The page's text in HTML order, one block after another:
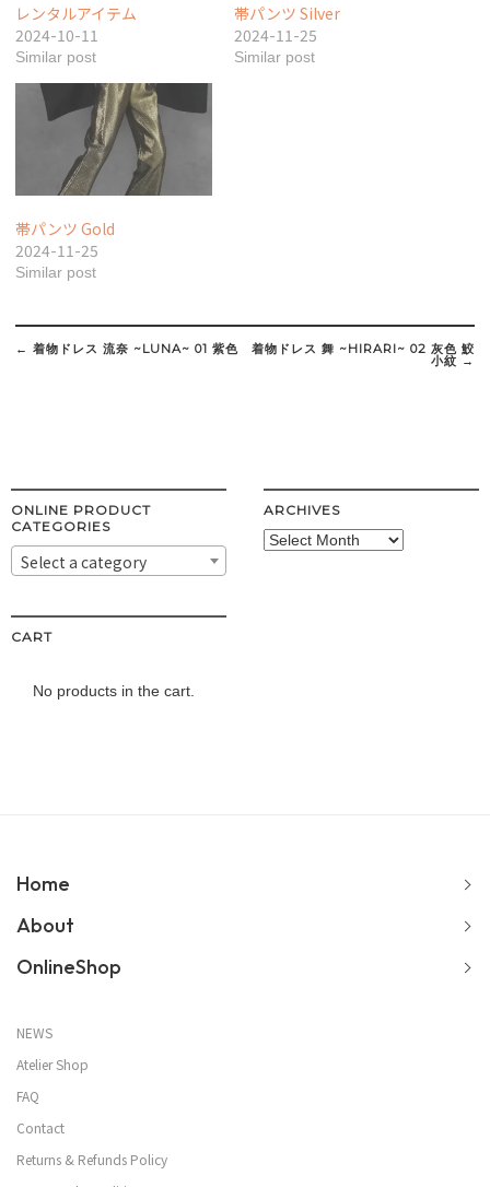
レンタルアイテム
2024-10-11
Similar post
帯パンツ Silver
2024-11-25
Similar post
帯パンツ Gold
2024-11-25
Similar post
Post
navigation
← 着物ドレス 流奈 ~LUNA~ 01 紫色 着物ドレス 舞 ~HIRARI~ 02 灰色 鮫
小紋 →
ONLINE PRODUCT
CATEGORIES
Select a category
ARCHIVES
Archives
CART
No products in the cart.
Home
About
OnlineShop
NEWS
Atelier Shop
FAQ
Contact
Returns & Refunds Policy